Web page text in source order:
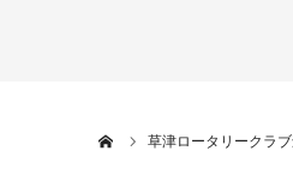
草津ロータリークラ